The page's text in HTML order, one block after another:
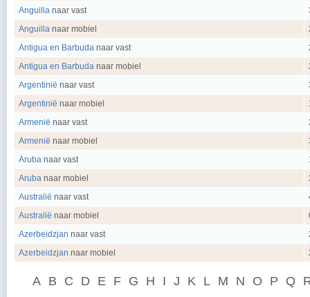
Anguilla naar vast
Anguilla naar mobiel
Antigua en Barbuda naar vast
Antigua en Barbuda naar mobiel
Argentinië naar vast
Argentinië naar mobiel
Armenië naar vast
Armenië naar mobiel
Aruba naar vast
Aruba naar mobiel
Australië naar vast
Australië naar mobiel
Azerbeidzjan naar vast
Azerbeidzjan naar mobiel
A B C D E F G H I J K L M N O P Q